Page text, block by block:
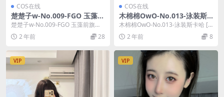
COS在线
楚楚子w-No.009-FGO 玉藻前
旗袍 [10P]
楚楚子w-No.009-FGO 玉藻前旗袍
[10P]，楚楚子w在线作品导航：
楚...2 年前 28
COS在线
木棉棉OwO-No.013-泳装斯
卡哈 [21P]
木棉棉OwO-No.013-泳装斯卡哈 [2
1P]，木棉棉OwO在线作品导航：
木...2 年前 8
VIP VIP